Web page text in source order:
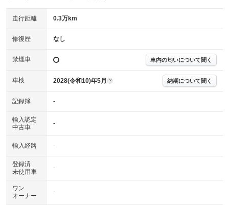
下さい。
および表示項目が異なる場合がございます。
※グー鑑定の評価はあくまでも記載している鑑定日の鑑定結果となりま
走行距離 0.3万km
修復歴 なし
禁煙車 車内の匂いについて聞く
車検 2028(令和10)年5月 ? 納期について聞く
記録簿 -
輸入認定
中古車
-
輸入経路 -
登録済
未使用車
-
ワン
オーナー
-